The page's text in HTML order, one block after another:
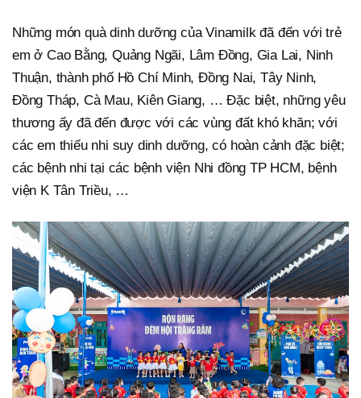
Những món quà dinh dưỡng của Vinamilk đã đến với trẻ
em ở Cao Bằng, Quảng Ngãi, Lâm Đồng, Gia Lai, Ninh
Thuận, thành phố Hồ Chí Minh, Đồng Nai, Tây Ninh,
Đồng Tháp, Cà Mau, Kiên Giang, … Đặc biệt, những yêu
thương ấy đã đến được với các vùng đất khó khăn; với
các em thiếu nhi suy dinh dưỡng, có hoàn cảnh đặc biệt;
các bệnh nhi tại các bệnh viện Nhi đồng TP HCM, bệnh
viện K Tân Triều, …